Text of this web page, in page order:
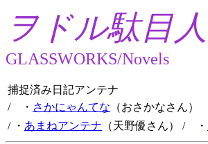
ヲドル駄目
GLASSWORKS/Novels
捕捉済み日記アンテナ
/ ・ さかにゃんてな （おさかなさん）
/ ・ あまねアンテナ （天野優さん） / ・